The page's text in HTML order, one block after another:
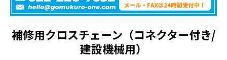
補修用クロスチェーン（コネクター付き/
建設機械用）